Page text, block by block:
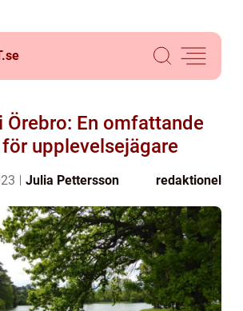
se
Örebro: En omfattande
upplevelsejägare
Julia Pettersson redaktionel